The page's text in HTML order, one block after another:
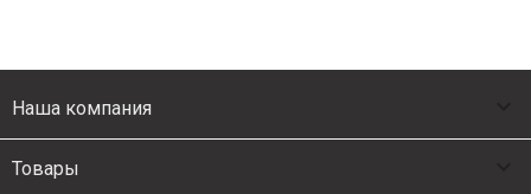
Наша компания
Товары